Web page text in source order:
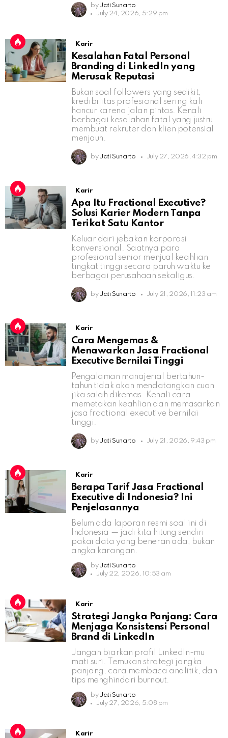
by Jati Sunarto
July 24, 2026, 5:29 pm
Karir
Kesalahan Fatal Personal
Branding di LinkedIn yang
Merusak Reputasi
Bukan soal followers yang sedikit,
kredibilitas profesional sering kali
hancur karena jalan pintas. Kenali
berbagai kesalahan fatal yang justru
membuat rekruter dan klien potensial
menjauh.
by Jati Sunarto July 27, 2026, 4:32 pm
Karir
Apa Itu Fractional Executive?
Solusi Karier Modern Tanpa
Terikat Satu Kantor
Keluar dari jebakan korporasi
konvensional. Saatnya para
profesional senior menjual keahlian
tingkat tinggi secara paruh waktu ke
berbagai perusahaan sekaligus.
by Jati Sunarto July 21, 2026, 11:23 am
Karir
Cara Mengemas &
Menawarkan Jasa Fractional
Executive Bernilai Tinggi
Pengalaman manajerial bertahun-
tahun tidak akan mendatangkan cuan
jika salah dikemas. Kenali cara
memetakan keahlian dan memasarkan
jasa fractional executive bernilai
tinggi.
by Jati Sunarto July 21, 2026, 9:43 pm
Karir
Berapa Tarif Jasa Fractional
Executive di Indonesia? Ini
Penjelasannya
Belum ada laporan resmi soal ini di
Indonesia — jadi kita hitung sendiri
pakai data yang beneran ada, bukan
angka karangan.
by Jati Sunarto
July 22, 2026, 10:53 am
Karir
Strategi Jangka Panjang: Cara
Menjaga Konsistensi Personal
Brand di LinkedIn
Jangan biarkan profil LinkedIn-mu
mati suri. Temukan strategi jangka
panjang, cara membaca analitik, dan
tips menghindari burnout.
by Jati Sunarto
July 27, 2026, 5:08 pm
Karir